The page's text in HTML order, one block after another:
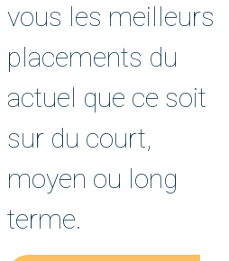
vous les meilleurs
placements du
actuel que ce soit
sur du court,
moyen ou long
terme.